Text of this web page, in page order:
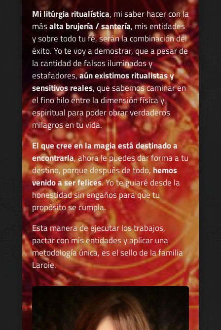
Mi litúrgia ritualística, mi saber hacer con la
másalta brujería / santería, mis entidades
y sobre todo tu fé, serán la combinación del
éxito. Yo te voy a demostrar, que a pesar de
la cantidad de falsos iluminados y
estafadores,aún existimos ritualistas y
sensitivos reales, que sabemos caminar en
el fino hilo entre la dimensión física y
espiritual para poder obrar verdaderos
milagros en tu vida.
El que cree en la magia está destinado a
encontrarla, ahora le puedes dar forma a tu
destino, porque después de todo, hemos
venido a ser felices. Yo te guiaré desde la
honestidad sin engaños para que tu
propósito se cumpla.
Esta manera de ejecutar los trabajos,
pactar con mis entidades y aplicar una
metodología única, es el sello de la familia
Laroie.